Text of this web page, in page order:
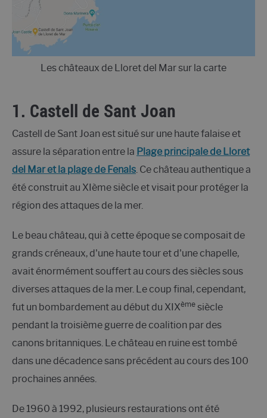
Les châteaux de Lloret del Mar sur la carte
1. Castell de Sant Joan
Castell de Sant Joan est situé sur une haute falaise et
assure la séparation entre la Plage principale de Lloret
del Mar et la plage de Fenals. Ce château authentique a
été construitau XIème siècle et visait pour protéger la
région des attaques de la mer.
Le beau château, qui à cette époque se composait de
grands créneaux, d'une haute tour et d'une chapelle,
avait énormément souffert au cours des siècles sous
diverses attaques de la mer. Le coup final, cependant,
fut un bombardement au début du XIXème siècle
pendant la troisième guerre de coalition par des
canons britanniques. Le château en ruine est tombé
dans une décadence sans précédent au cours des 100
prochaines années.
De 1960 à 1992, plusieurs restaurations ont été